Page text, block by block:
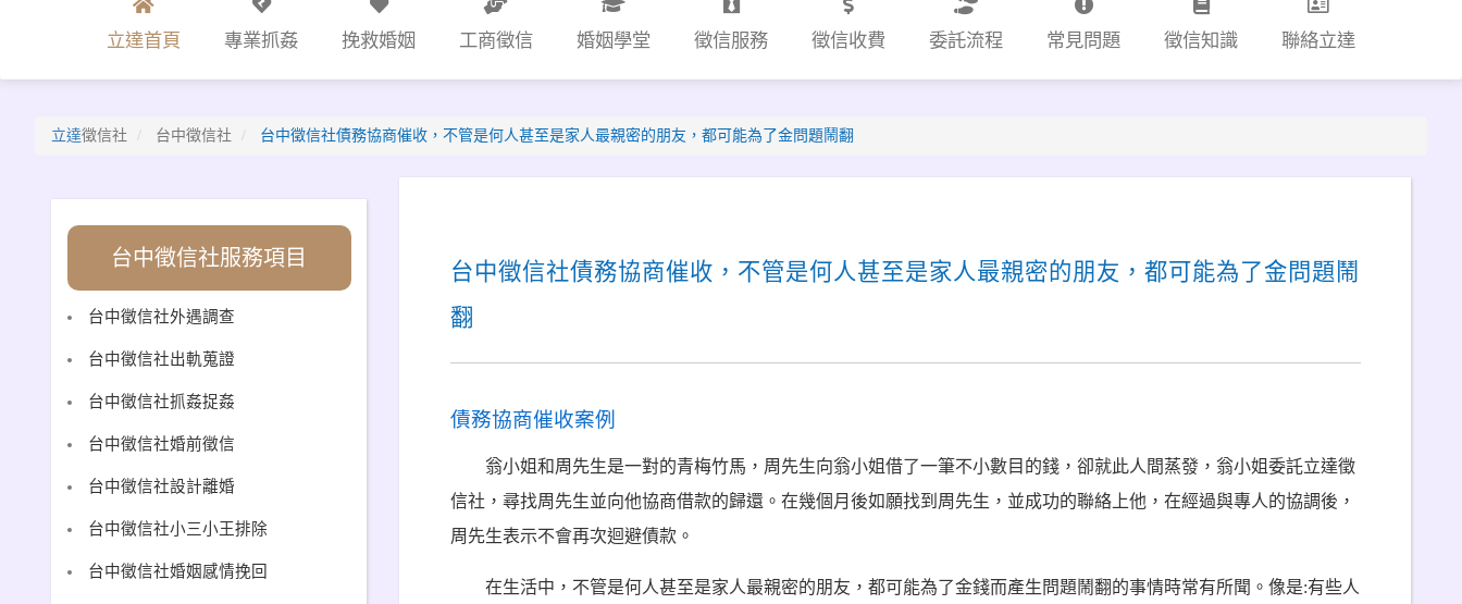
立達首頁 專業抓姦 挽救婚姻 工商徵信 婚姻學堂 徵信服務 徵信收費 委託流程 常見問題 徵信知識 聯絡立達
立達徵信社 台中徵信社 台中徵信社債務協商催收，不管是何人甚至是家人最親密的朋友，都可能為了金問題鬧翻
台中徵信社債務協商催收，不管是何人甚至是家人最親密的朋友，都可能為了金問題鬧
翻
債務協商催收案例
翁小姐和周先生是一對的青梅竹馬，周先生向翁小姐借了一筆不小數目的錢，卻就此人間蒸發，翁小姐委託立達徵
信社，尋找周先生並向他協商借款的歸還。在幾個月後如願找到周先生，並成功的聯絡上他，在經過與專人的協調後，
周先生表示不會再次迴避債款。
在生活中，不管是何人甚至是家人最親密的朋友，都可能為了金錢而產生問題鬧翻的事情時常有所聞。像是:有些人
台中徵信社服務項目
台中徵信社外遇調查
台中徵信社出軌蒐證
台中徵信社抓姦捉姦
台中徵信社婚前徵信
台中徵信社設計離婚
台中徵信社小三小王排除
台中徵信社婚姻感情挽回